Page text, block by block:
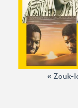
« Zouk-